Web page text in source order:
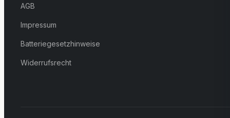
AGB
Impressum
Batteriegesetzhinweise
Widerrufsrecht